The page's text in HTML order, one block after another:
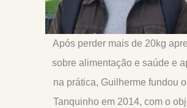
Após perder mais de 20kg
sobre alimentação e saúde e
na prática, Guilherme fundou
Tanquinho em 2014, com o